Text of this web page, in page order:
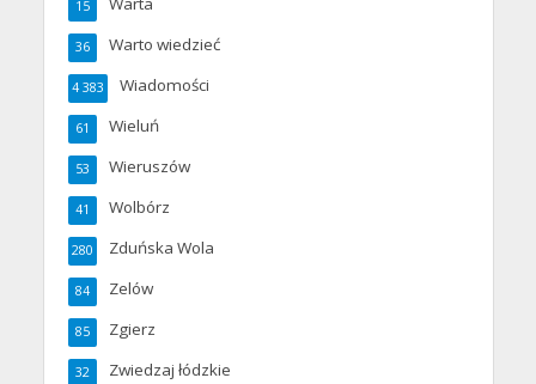
15
Warto wiedzieć
36
Wiadomości
4 383
Wieluń
61
Wieruszów
53
Wolbórz
41
Zduńska Wola
280
Zelów
84
Zgierz
85
Zwiedzaj łódzkie
32